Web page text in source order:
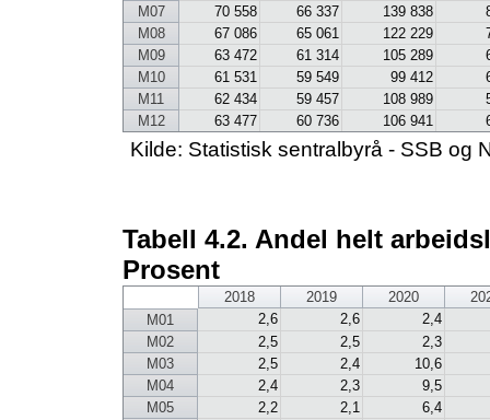
M07
M08
M09
M10
M11
M12
70 558
66 337 139 838
67 086
65 061 122 229
63 472
61 314 105 289
61 531
59 549 99 412
62 434
59 457 108 989
63 477
60 736 106 941
Kilde: Statistisk sentralbyrå - SSB
Tabell 4.2. Andel helt
Prosent
2018 2019 2020
M01
M02
M03
M04
M05
2,6 2,6
2,4
2,5
2,5
2,3
2,5
2,4
10,6
2,4
2,3
9,5
2,2
2,1
6,4